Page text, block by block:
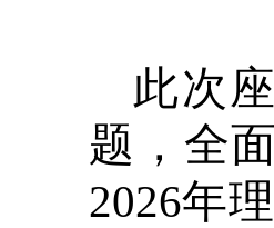
此次
题，全
2026年